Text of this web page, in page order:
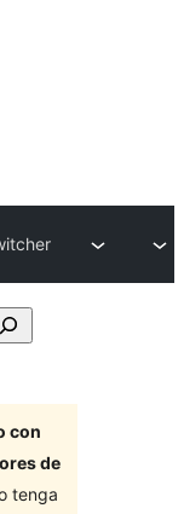
con
de
tenga